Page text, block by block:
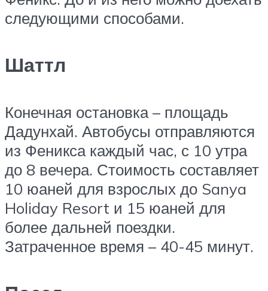
следующими способами.
Шаттл
Конечная остановка – площадь
Дадунхай. Автобусы отправляются
из Феникса каждый час, с 10 утра
до 8 вечера. Стоимость составляет
10 юаней для взрослых до Sanya
Holiday Resort и 15 юаней для
более дальней поездки.
Затраченное время – 40-45 минут.